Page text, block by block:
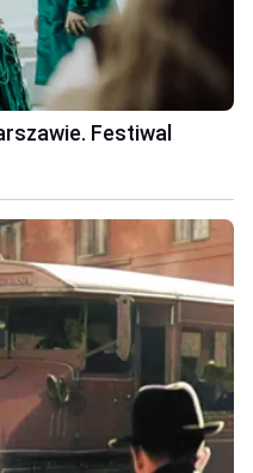
Festiwal